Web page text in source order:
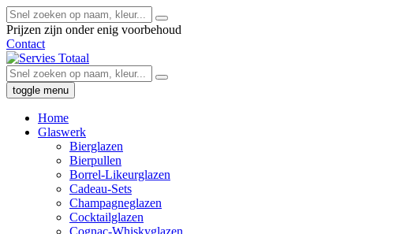
Prijzen zijn onder enig voorbehoud
Contact
toggle menu
Home
Glaswerk
Bierglazen
Bierpullen
Borrel-Likeurglazen
Cadeau-Sets
Champagneglazen
Cocktailglazen
Cognac-Whiskyglazen